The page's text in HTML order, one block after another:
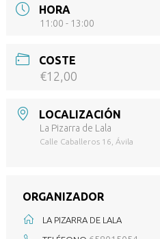
HORA
11:00 - 13:00
COSTE
€12,00
LOCALIZACIÓN
La Pizarra de Lala
Calle Caballeros 16, Ávila
ORGANIZADOR
LA PIZARRA DE LALA